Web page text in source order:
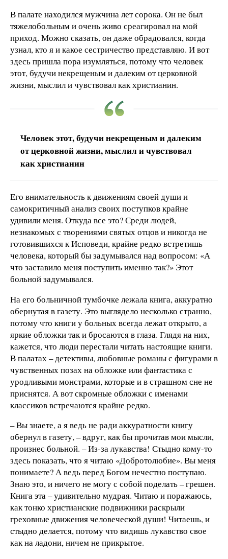
В палате находился мужчина лет сорока. Он не был
тяжелобольным и очень живо среагировал на мой
приход. Можно сказать, он даже обрадовался, когда
узнал, кто я и какое сестричество представляю. И вот
здесь пришла пора изумляться, потому что человек
этот, будучи некрещеным и далеким от церковной
жизни, мыслил и чувствовал как христианин.
Человек этот, будучи некрещеным и далеким
от церковной жизни, мыслил и чувствовал
как христианин
Его внимательность к движениям своей души и
самокритичный анализ своих поступков крайне
удивили меня. Откуда все это? Среди людей,
незнакомых с творениями святых отцов и никогда не
готовившихся к Исповеди, крайне редко встретишь
человека, который бы задумывался над вопросом: «А
что заставило меня поступить именно так?» Этот
больной задумывался.
На его больничной тумбочке лежала книга, аккуратно
обернутая в газету. Это выглядело несколько странно,
потому что книги у больных всегда лежат открыто, а
яркие обложки так и бросаются в глаза. Глядя на них,
кажется, что люди перестали читать настоящие книги.
В палатах – детективы, любовные романы с фигурами в
чувственных позах на обложке или фантастика с
уродливыми монстрами, которые и в страшном сне не
приснятся. А вот скромные обложки с именами
классиков встречаются крайне редко.
– Вы знаете, а я ведь не ради аккуратности книгу
обернул в газету, – вдруг, как бы прочитав мои мысли,
произнес больной. – Из-за лукавства! Стыдно кому-то
здесь показать, что я читаю «Добротолюбие». Вы меня
понимаете? А ведь перед Богом нечестно поступаю.
Знаю это, и ничего не могу с собой поделать – грешен.
Книга эта – удивительно мудрая. Читаю и поражаюсь,
как тонко христианские подвижники раскрыли
греховные движения человеческой души! Читаешь, и
стыдно делается, потому что видишь лукавство свое
как на ладони, ничем не прикрытое.